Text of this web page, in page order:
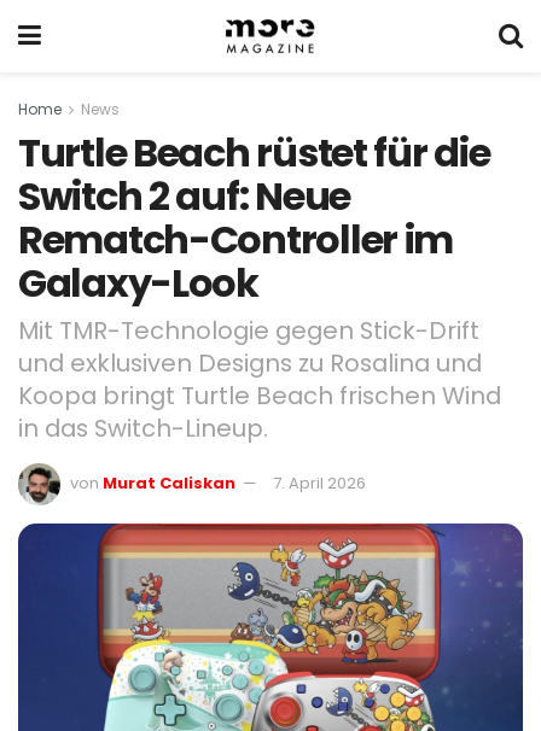
Home News
Turtle Beach rüstet für die
Switch 2 auf: Neue
Rematch-Controller im
Galaxy-Look
Mit TMR-Technologie gegen Stick-Drift
und exklusiven Designs zu Rosalina und
Koopa bringt Turtle Beach frischen Wind
in das Switch-Lineup.
von Murat Caliskan 7. April 2026